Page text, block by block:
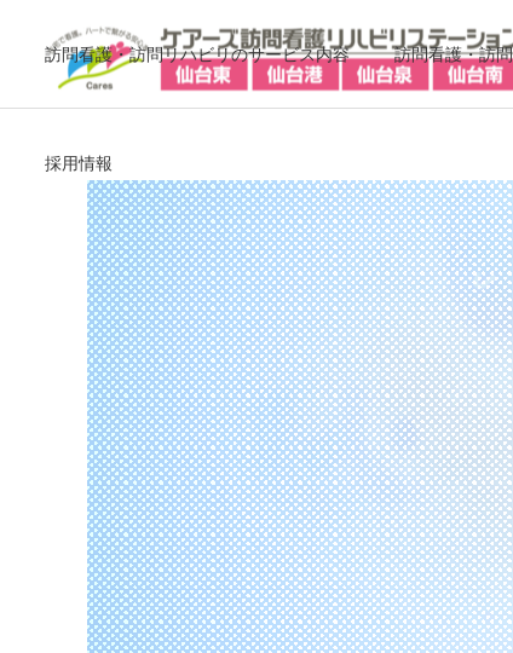
訪問看護・訪問リハビリのサービス内容 訪問看護・訪
採用情報